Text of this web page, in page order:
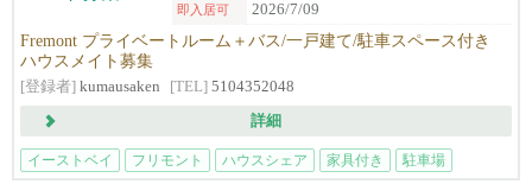
即入居可 2026/7/09
Fremont プライベートルーム＋バス/一戸建て/駐車スペース付き
ハウスメイト募集
[登録者] kumausaken [TEL] 5104352048
詳細
イーストベイ フリモント ハウスシェア 家具付き 駐車場